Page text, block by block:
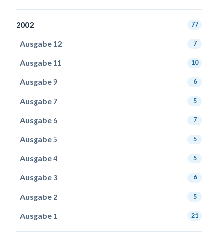
2002 77
Ausgabe 12 7
Ausgabe 11 10
Ausgabe 9 6
Ausgabe 7 5
Ausgabe 6 7
Ausgabe 5 5
Ausgabe 4 5
Ausgabe 3 6
Ausgabe 2 5
Ausgabe 1 21